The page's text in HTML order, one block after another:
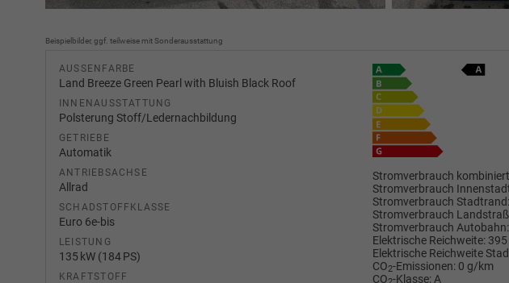
Beispielbilder, ggf. teilweise mit Sonderausstattung
AUSSENFARBE
Land Breeze Green Pearl with Bluish Black Roof
INNENAUSSTATTUNG
Polsterung Stoff/Ledernachbildung
GETRIEBE
Automatik
ANTRIEBSACHSE
Allrad
SCHADSTOFFKLASSE
Euro 6e-bis
LEISTUNG
135 kW (184 PS)
KRAFTSTOFF
Stromverbrauch
Stromverbrauch
Stromverbrauch Stadtrand:
Stromverbrauch
Stromverbrauch Autobahn:
Elektrische Reichweite:
Elektrische Reichweite
CO2-Emissionen: 0 g/km
CO -Klasse:A